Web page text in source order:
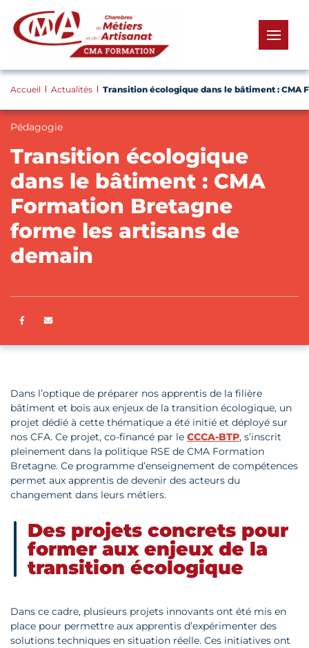
menu
Accueil Actualités Transition écologique dans le bâtiment :
Pédagogie
Transition écologique
dans le bâtiment : CMA
Formation Bretagne
forme les artisans de
demain
Partager sur Facebook
Dans l’optique de préparer nos apprentis de la filière
bâtiment et bois aux enjeux de la transition écologique, un
projet dédié à cette thématique a été initié et déployé sur
nos CFA. Ce projet, co-financé par le CCCA-BTP, s’inscrit
pleinement dans la politique RSE de CMA Formation
Bretagne. Ce programme d’enseignement de compétences
permet aux apprentis de devenir des acteurs du
changement dans leurs métiers.
Des projets concrets pour
former aux enjeux de la
transition écologique
Dans ce cadre, plusieurs projets innovants ont été mis en
place pour permettre aux apprentis d’expérimenter des
solutions techniques en situation réelle. Ces initiatives ont